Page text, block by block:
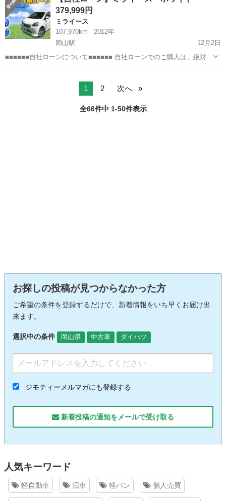
379,999円
ミライース
107,970km
2012年
岡山駅
12月2日
■■■■■■自社ローンについて■■■■■■ 自社ローンでのご購入は、絶対に
入札や落札せずに直接ご連絡のやり取りでの販売となりますのでご注
1 2 次へ
全66件中 1-50件表示
お探しの投稿が見つからなかった方
ご希望の条件を登録するだけで、新着情報をいち早くお届け出
来ます。
選択中の条件 岡山県 中古車 ダイハツ
ジモティーメルマガにも登録する
新着投稿の通知をメールで受け取る
人気キーワード
軽自動車 旧車 軽バン 個人売買